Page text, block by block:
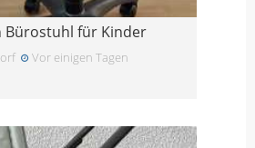
Bürostuhl für Kinder
Vor einigen Tagen